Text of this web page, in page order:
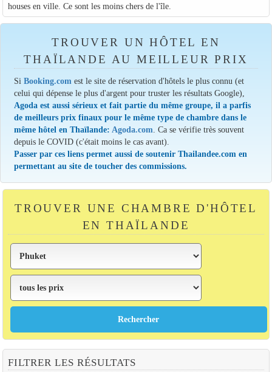
houses en ville. Ce sont les moins chers de l'île.
TROUVER UN HÔTEL EN
THAÏLANDE AU MEILLEUR PRIX
SiBooking.com est le site de réservation d'hôtels le plus connu (et
celui qui dépense le plus d'argent pour truster les résultats Google),
Agoda est aussi sérieux et fait partie du même groupe, il a parfis
de meilleurs prix finaux pour le même type de chambre dans le
même hôtel en Thaïlande: Agoda.com . Ca se vérifie très souvent
depuis le COVID (c'était moins le cas avant).
Passer par ces liens permet aussi de soutenir Thailandee.com en
permettant au site de toucher des commissions.
TROUVER UNE CHAMBRE D'HÔTEL
EN THAÏLANDE
FILTRER LES RÉSULTATS